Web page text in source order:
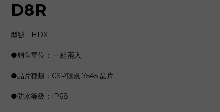
D8R
型號：HDX
●銷售單位： 一組兩入
●晶片種類：CSP頂規 7545 晶片
●防水等級：IP68